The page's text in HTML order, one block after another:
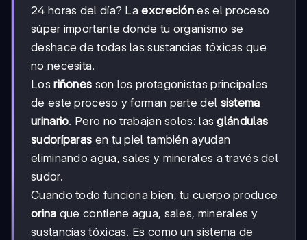
24 horas del día? Laexcreción es el proceso
súper importante donde tu organismo se
deshace de todas las sustancias tóxicas que
no necesita.
Losriñones son los protagonistas principales
de este proceso y forman parte del sistema
urinario. Pero no trabajan solos: lasglándulas
sudoríparas en tu piel también ayudan
eliminando agua, sales y minerales a través del
sudor.
Cuando todo funciona bien, tu cuerpo produce
orina que contiene agua, sales, minerales y
sustancias tóxicas. Es como un sistema de